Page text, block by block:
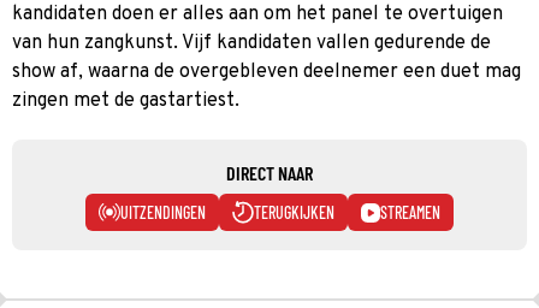
kandidaten doen er alles aan om het panel te overtuigen
van hun zangkunst. Vijf kandidaten vallen gedurende de
show af, waarna de overgebleven deelnemer een duet mag
zingen met de gastartiest.
DIRECT NAAR
UITZENDINGEN TERUGKIJKEN STREAMEN